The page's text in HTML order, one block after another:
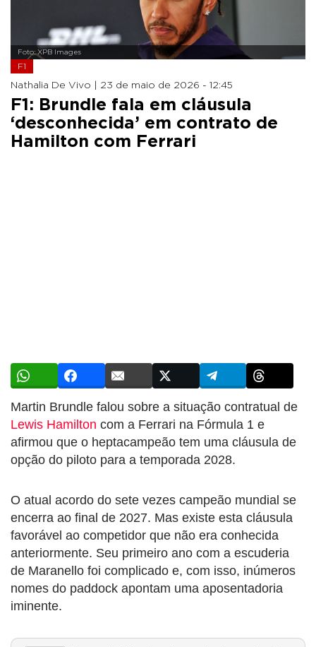
Foto: XPB Images
F1
Nathalia De Vivo | 23 de maio de 2026 - 12:45
F1: Brundle fala em cláusula
‘desconhecida’ em contrato de
Hamilton com Ferrari
Martin Brundle falou sobre a situação contratual de
Lewis Hamilton com a Ferrari na Fórmula 1 e
afirmou que o heptacampeão tem uma cláusula de
opção do piloto para a temporada 2028.
O atual acordo do sete vezes campeão mundial se
encerra ao final de 2027. Mas existe esta cláusula
favorável ao competidor que não era conhecida
anteriormente. Seu primeiro ano com a escuderia
de Maranello foi complicado e, com isso, inúmeros
nomes do paddock apontam uma aposentadoria
iminente.